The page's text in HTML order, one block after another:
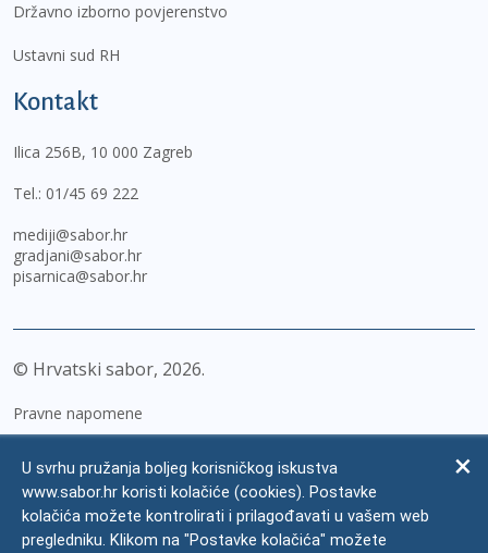
Državno izborno povjerenstvo
Ustavni sud RH
Kontakt
Ilica 256B, 10 000 Zagreb
Tel.: 01/45 69 222
mediji@sabor.hr
gradjani@sabor.hr
pisarnica@sabor.hr
© Hrvatski sabor, 2026
Pravne napomene
Zaštita osobnih podataka
Impressum
U svrhu pružanja boljeg korisničkog iskustva
www.sabor.hr koristi kolačiće (cookies). Postavke
kolačića možete kontrolirati i prilagođavati u vašem web
pregledniku. Klikom na "Postavke kolačića" možete